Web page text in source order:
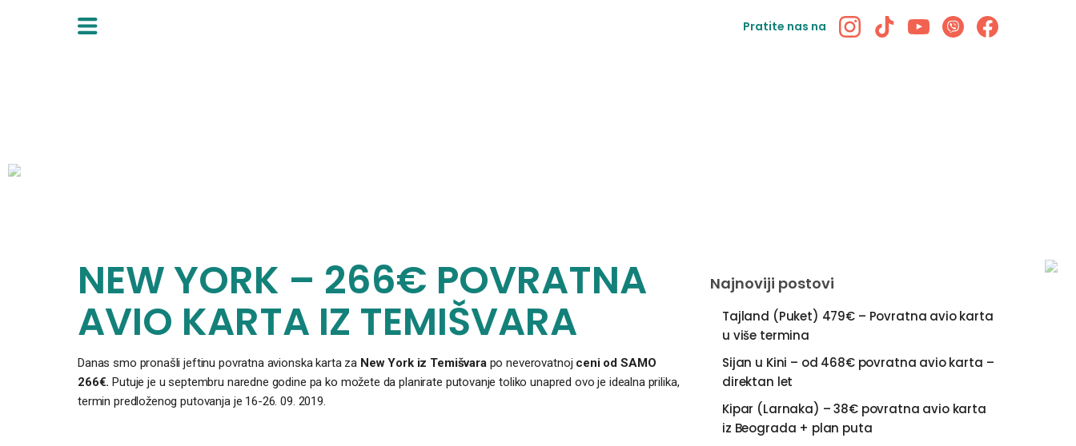
Pratite nas na
NEW YORK – 266€ POVRATNA
AVIO KARTA IZ TEMIŠVARA
Danas smo pronašli jeftinu povratna avionska karta za New York iz Temišvarapo neverovatnoj ceni od SAMO
266€. Putuje je u septembru naredne godine pa ko možete da planirate putovanje toliko unapred ovo je idealna prilika,
termin predloženog putovanja je 16-26. 09. 2019.
Najnoviji postovi
Tajland (Puket) 479€ – Povratna avio karta
u više termina
Sijan u Kini – od 468€ povratna avio karta –
direktan let
Kipar (Larnaka) – 38€ povratna avio karta
iz Beograda + plan puta